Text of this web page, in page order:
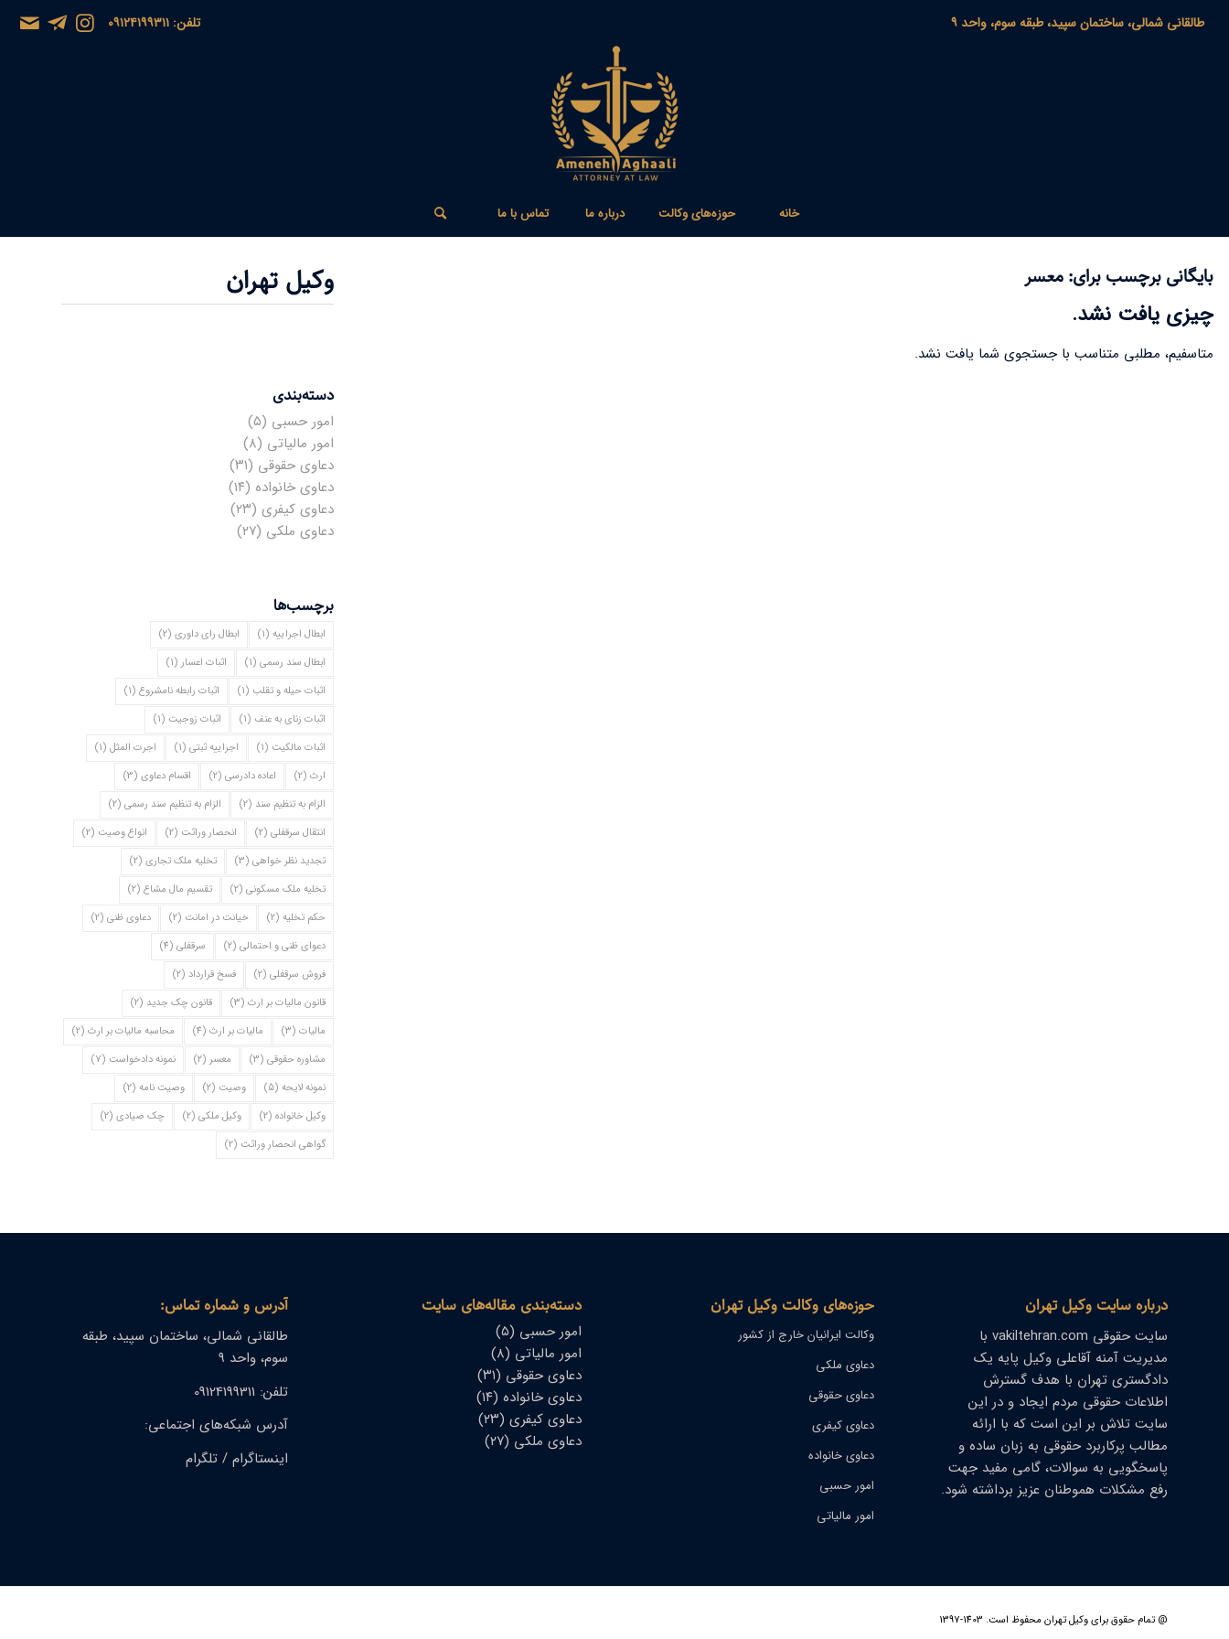
تلفن: ۰۹۱۲۴۱۹۹۳۱۱ طالقانی شمالی، ساختمان سپید، طبقه سوم، واحد ۹
خانه حوزه‌های وکالت درباره ما تماس با ما
بایگانی برچسب برای:معسر
چیزی یافت نشد.
متاسفیم، مطلبی متناسب با جستجوی شما یافت نشد.
وکیل تهران
دسته‌بندی
امور حسبی (۵)
امور مالیاتی (۸)
دعاوی حقوقی (۳۱)
دعاوی خانواده (۱۴)
دعاوی کیفری (۲۳)
دعاوی ملکی (۲۷)
برچسب‌ها
ابطال اجراییه (1) ابطال رای داوری (2)
ابطال سند رسمی (1) اثبات اعسار (1)
اثبات حیله و تقلب (1) اثبات رابطه نامشروع (1)
اثبات زنای به عنف (1) اثبات زوجیت (1)
اثبات مالکیت (1) اجراییه ثبتی (1) اجرت المثل (1)
ارث (2) اعاده دادرسی (2) اقسام دعاوی (3)
الزام به تنظیم سند (2) الزام به تنظیم سند رسمی (2)
انتقال سرقفلی (2) انحصار وراثت (2) انواع وصیت (2)
تجدید نظر خواهی (3) تخلیه ملک تجاری (2)
تخلیه ملک مسکونی (2) تقسیم مال مشاع (2)
حکم تخلیه (2) خیانت در امانت (2) دعاوی ظنی (2)
دعوای ظنی و احتمالی (2) سرقفلی (4)
فروش سرقفلی (2) فسخ قرارداد (2)
قانون مالیات بر ارث (3) قانون چک جدید (2)
مالیات (3) مالیات بر ارث (4) محاسبه مالیات بر ارث (2)
مشاوره حقوقی (3) معسر (2) نمونه دادخواست (7)
نمونه لایحه (5) وصیت (2) وصیت نامه (2)
وکیل خانواده (2) وکیل ملکی (2) چک صیادی (2)
گواهی انحصار وراثت (2)
درباره سایت وکیل تهران
سایت حقوقی vakiltehran.com با
مدیریت آمنه آقاعلی وکیل پایه یک
دادگستری تهران با هدف گسترش
اطلاعات حقوقی مردم ایجاد و در این
سایت تلاش بر این است که با ارائه
مطالب پرکاربرد حقوقی به زبان ساده و
پاسخگویی به سوالات، گامی مفید جهت
رفع مشکلات هموطنان عزیز برداشته شود.
حوزه‌های وکالت وکیل تهران
وکالت ایرانیان خارج از کشور
دعاوی ملکی
دعاوی حقوقی
دعاوی کیفری
دعاوی خانواده
امور حسبی
امور مالیاتی
دسته‌بندی مقاله‌های سایت
امور حسبی (۵)
امور مالیاتی (۸)
دعاوی حقوقی (۳۱)
دعاوی خانواده (۱۴)
دعاوی کیفری (۲۳)
دعاوی ملکی (۲۷)
آدرس و شماره تماس:
طالقانی شمالی، ساختمان سپید، طبقه
سوم، واحد ۹
تلفن: 09124199311
آدرس شبکه‌های اجتماعی:
اینستاگرام/ تلگرام
@ تمام حقوق برای وکیل تهران محفوظ است. 1403-1397